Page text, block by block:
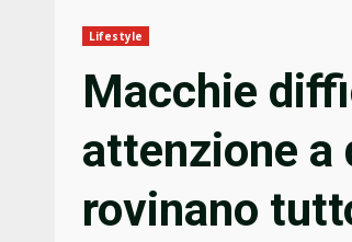
Lifestyle
Macchie
attenzione a
rovinano